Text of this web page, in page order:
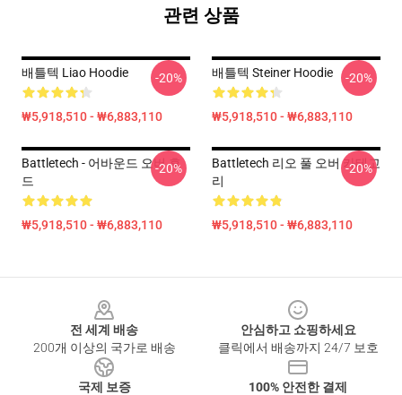
관련 상품
배틀텍 Liao Hoodie
₩5,918,510 - ₩6,883,110
-20% 배틀텍 Steiner Hoodie
₩5,918,510 - ₩6,883,110
-20%
Battletech - 어바운드 오버 후
드
₩5,918,510 - ₩6,883,110
-20%
Battletech 리오 풀 오버 카테고
리
₩5,918,510 - ₩6,883,110
-20%
전 세계 배송
200개 이상의 국가로 배송
안심하고 쇼핑하세요
클릭에서 배송까지 24/7 보호
국제 보증
100% 안전한 결제